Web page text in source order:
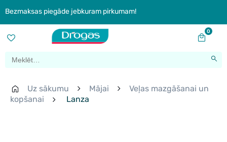
Bezmaksas piegāde jebkuram pirkumam!
0
Uz sākumu Mājai
Veļas mazgāšanai un
kopšanai
Lanza